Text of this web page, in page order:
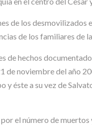
de los
de los familiares de
de hechos
21 de noviembre del
y éste a su vez de
el número de